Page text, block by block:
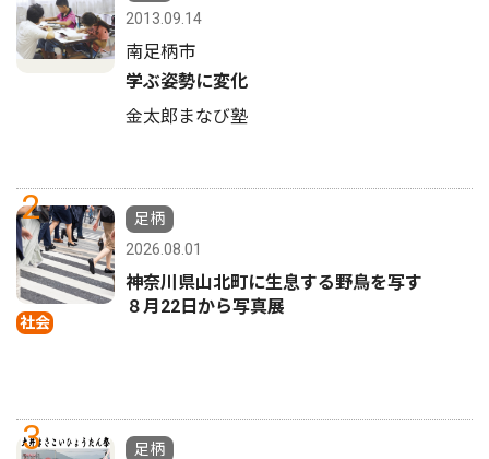
2013.09.14
南足柄市
学ぶ姿勢に変化
金太郎まなび塾
2
社会
足柄
2026.08.01
神奈川県山北町に生息する野鳥を写す
８月22日から写真展
3
足柄